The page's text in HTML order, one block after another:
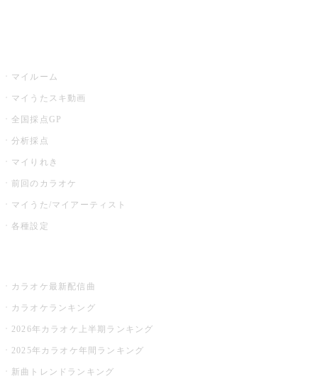
マイルーム
マイうたスキ動画
全国採点GP
分析採点
マイりれき
前回のカラオケ
マイうた/マイアーティスト
各種設定
カラオケ最新配信曲
カラオケランキング
2026年カラオケ上半期ランキング
2025年カラオケ年間ランキング
新曲トレンドランキング